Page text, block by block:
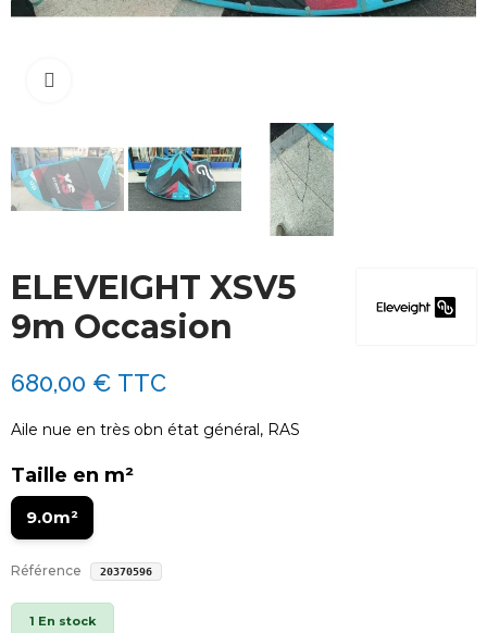
ELEVEIGHT XSV5
9m Occasion
680,00 € TTC
Aile nue en très obn état général, RAS
Taille en m²
9.0m²
Référence 20370596
1 En stock